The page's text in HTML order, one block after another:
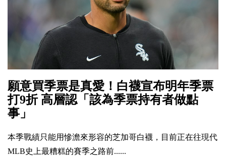
願意買季票是真愛！白襪宣布明年季票
打9折 高層認「該為季票持有者做點
事」
本季戰績只能用慘澹來形容的芝加哥白襪，目前正在往現代
MLB史上最糟糕的賽季之路前......